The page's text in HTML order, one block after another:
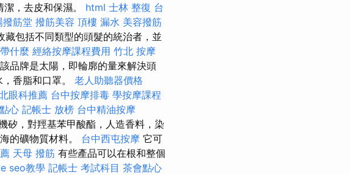
，去皮和保濕。 html 士林 整復 台
撥筋堂 撥筋美容 頂樓 漏水 美容撥筋
藏包括不同類型的頭髮的統治者，並
什麼 經絡按摩課程費用 竹北 按摩
品牌是太陽，即輪廓的量來解決頭
香脂和口罩。 老人助聽器價格
眼科推薦 台中按摩排毒 學按摩課程
心 記帳士 放榜 台中精油按摩
矽，對羥基苯甲酸酯，人造香料，染
的礦物質材料。 台中西屯按摩 它可
天母 撥筋 有些產品可以在根和整個
seo教學 記帳士 考試科目 茶會點心